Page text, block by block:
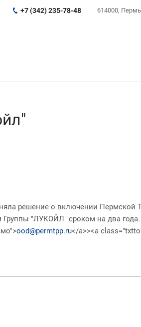
614000,
+7 (342) 235-78-48
решение о включении Пермской
"ЛУКОЙЛ" сроком на два
ood@permtpp.ru</a>><a